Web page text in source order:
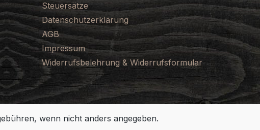
Steuersätze
Datenschutzerklärung
AGB
Impressum
Widerrufsbelehrung & Widerrufsformular
wenn nicht anders angegeben.